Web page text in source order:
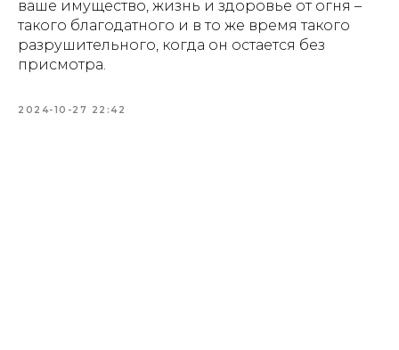
ваше имущество, жизнь и здоровье от огня –
такого благодатного и в то же время такого
разрушительного, когда он остается без
присмотра.
2024-10-27 22:42